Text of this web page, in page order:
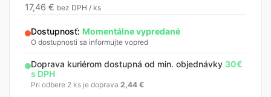
17,46 € bez DPH / ks
Dostupnosť: Momentálne vypredané
O dostupnosti sa informujte vopred
Doprava kuriérom dostupná od min. objednávky 30€
s DPH
Pri odbere 2 ks je doprava 2,44 €